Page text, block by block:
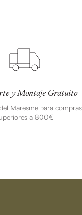
y Montaje Gratuito
Maresme para compras
a 800€